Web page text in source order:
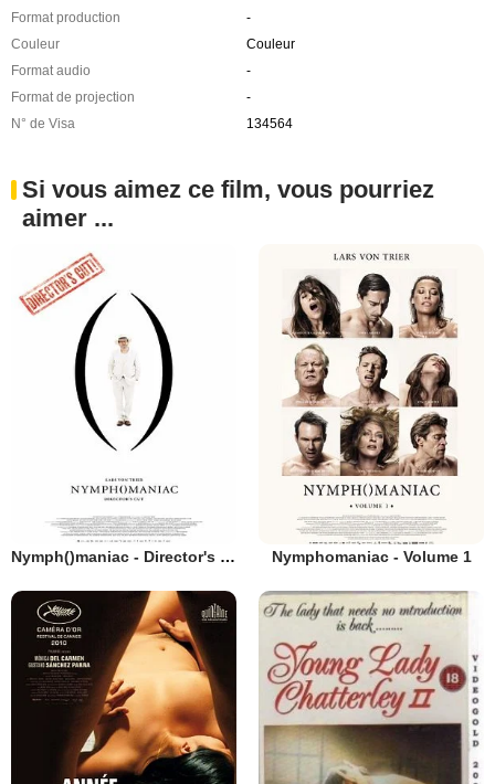
Format production
-
Couleur
Couleur
Format audio
-
Format de projection
-
N° de Visa
134564
Si vous aimez ce film, vous pourriez
aimer ...
Nymph()maniac - Director's cut - Volume 1 Nymphomaniac - Volume 1